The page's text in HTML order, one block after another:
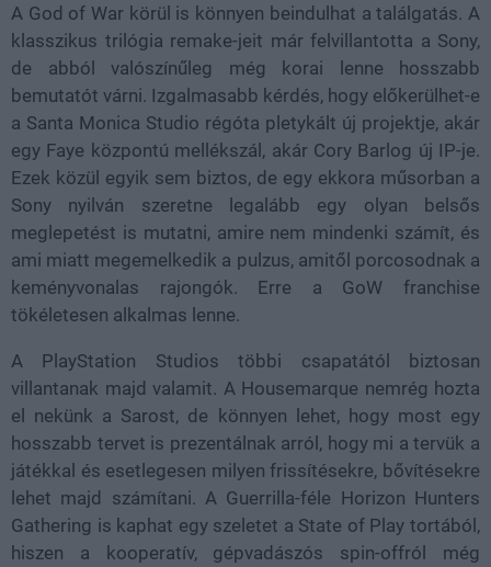
A God of War körül is könnyen beindulhat a találgatás. A
klasszikus trilógia remake-jeit már felvillantotta a Sony,
de abból valószínűleg még korai lenne hosszabb
bemutatót várni. Izgalmasabb kérdés, hogy előkerülhet-e
a Santa Monica Studio régóta pletykált új projektje, akár
egy Faye központú mellékszál, akár Cory Barlog új IP-je.
Ezek közül egyik sem biztos, de egy ekkora műsorban a
Sony nyilván szeretne legalább egy olyan belsős
meglepetést is mutatni, amire nem mindenki számít, és
ami miatt megemelkedik a pulzus, amitől porcosodnak a
keményvonalas rajongók. Erre a GoW franchise
tökéletesen alkalmas lenne.
A PlayStation Studios többi csapatától biztosan
villantanak majd valamit. A Housemarque nemrég hozta
el nekünk a Sarost, de könnyen lehet, hogy most egy
hosszabb tervet is prezentálnak arról, hogy mi a tervük a
játékkal és esetlegesen milyen frissítésekre, bővítésekre
lehet majd számítani. A Guerrilla-féle Horizon Hunters
Gathering is kaphat egy szeletet a State of Play tortából,
hiszen a kooperatív, gépvadászós spin-offról még